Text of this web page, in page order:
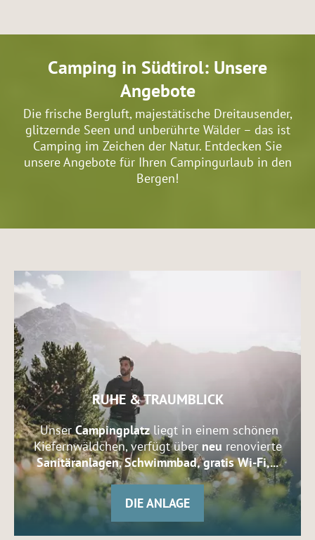
Camping in Südtirol: Unsere
Angebote
Die frische Bergluft, majestätische Dreitausender,
glitzernde Seen und unberührte Wälder – das ist
Camping im Zeichen der Natur. Entdecken Sie
unsere Angebote für Ihren Campingurlaub in den
Bergen!
RUHE & TRAUMBLICK
UnserCampingplatzliegt in einem schönen
Kiefernwäldchen, verfügt über neu renovierte
Sanitäranlagen,Schwimmbad, gratis Wi-Fi,...
DIE ANLAGE